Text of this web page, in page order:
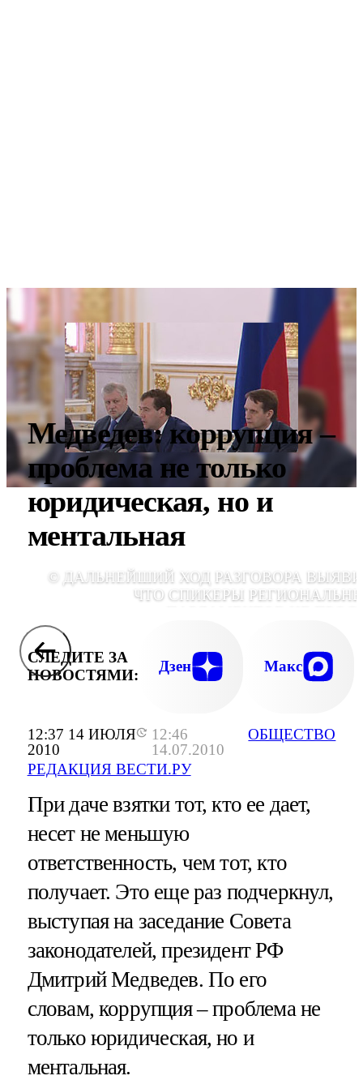
12:37 14 ИЮЛЯ
2010
12:46
14.07.2010
РЕДАКЦИЯ ВЕСТИ.РУ
ОБЩЕСТВО
Медведев: коррупция –
проблема не только
юридическая, но и
ментальная
© ДАЛЬНЕЙШИЙ ХОД РАЗГОВОРА
ЧТО СПИКЕРЫ
ПОДРАЗДЕЛЯЮТСЯ НА ТЕХ, КОГО
ТОЛЬКО В СУБЪЕКТАХ, И ТЕХ, КОГО -
ВСЕЙ РОССИИ. ЕСТЬ РАЗНИЦА И В
ОДНИ ХОТЯТ ПОЖЁСТЧЕ, ДРУГИЕ
СЛЕДИТЕ ЗА
НОВОСТЯМИ:
Дзен Макс
При даче взятки тот, кто ее дает,
несет не меньшую
ответственность, чем тот, кто
получает. Это еще раз подчеркнул,
выступая на заседание Совета
законодателей, президент РФ
Дмитрий Медведев. По его
словам, коррупция – проблема не
только юридическая, но и
ментальная.